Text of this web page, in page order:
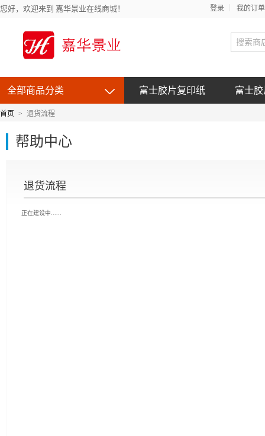
您好，欢迎来到 嘉华景业在线商城！ 登录 我的订单
全部商品分类 富士胶片复印纸 富士
首页 > 退货流程
帮助中心
退货流程
正在建设中......